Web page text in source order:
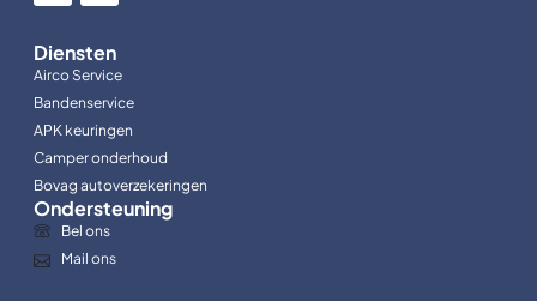
Diensten
Airco Service
Bandenservice
APK keuringen
Camper onderhoud
Bovag autoverzekeringen
Ondersteuning
Bel ons
Mail ons